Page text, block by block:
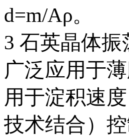
d=m/Aρ。
3 石英晶体振
广泛应用于
用于淀积速
技术结合）